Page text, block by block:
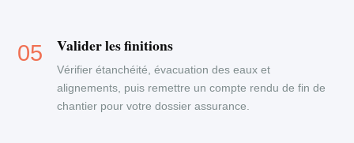
Valider les finitions
Vérifier étanchéité, évacuation des eaux et
alignements, puis remettre un compte rendu de fin de
chantier pour votre dossier assurance.